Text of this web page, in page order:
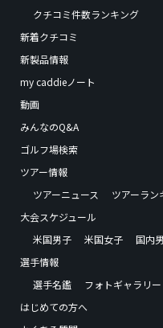
クチコミ件数ランキング
新着クチコミ
新製品情報
my caddieノート
動画
みんなのQ&A
ゴルフ場検索
ツアー情報
ツアーニュース
ツアーラン
大会スケジュール
米国男子
米国女子 国内
選手情報
選手名鑑
フォトギャラリー
はじめての方へ